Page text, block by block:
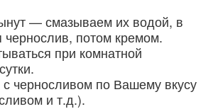
— смазываем их водой, в
чернослив, потом кремом.
при комнатной
с черносливом по Вашему вкусу
и т.д.).